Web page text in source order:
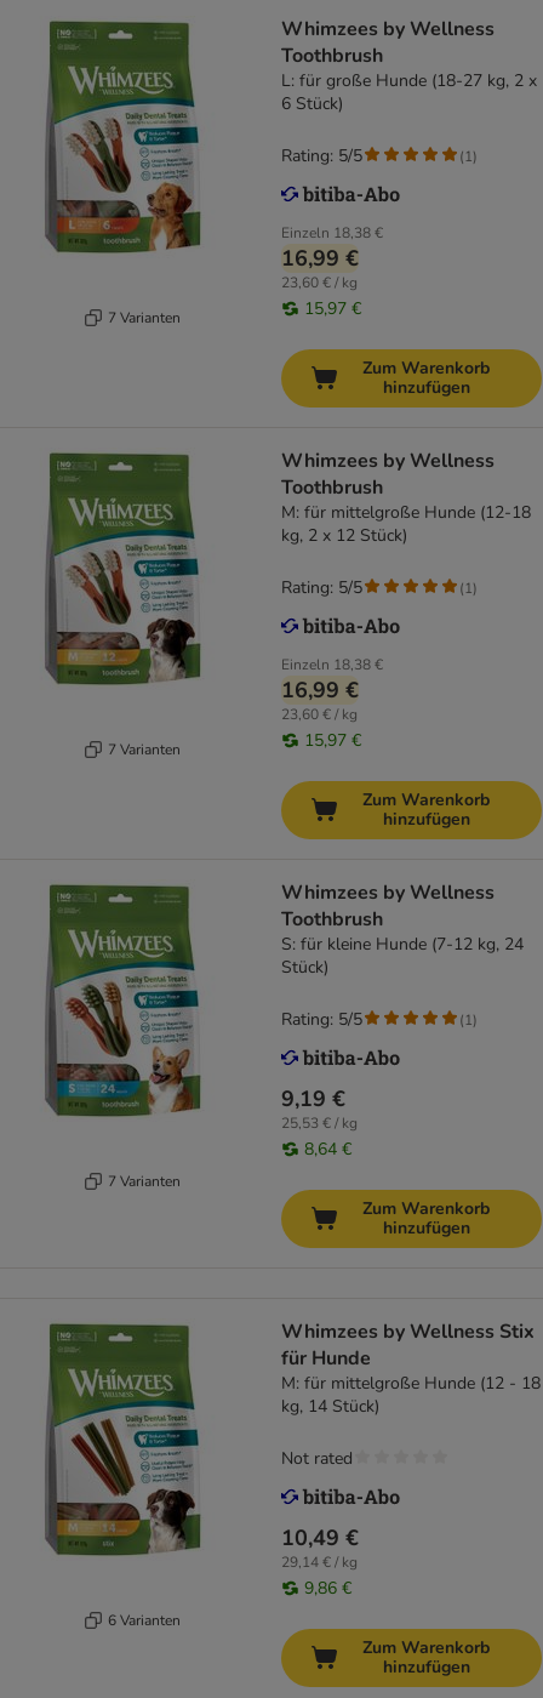
7 Varianten
Whimzees by Wellness
Toothbrush
L: für große Hunde (18-27 kg, 2 x
6 Stück)
Einzeln 18,38 €
16,99 €
23,60 € / kg
15,97 €
Rating: 5/5 (1)
Zum Warenkorb
hinzufügen
7 Varianten
Whimzees by Wellness
Toothbrush
M: für mittelgroße Hunde (12-18
kg, 2 x 12 Stück)
Einzeln 18,38 €
16,99 €
23,60 € / kg
15,97 €
Rating: 5/5 (1)
Zum Warenkorb
hinzufügen
7 Varianten
Whimzees by Wellness
Toothbrush
S: für kleine Hunde (7-12 kg, 24
Stück)
9,19 €
25,53 € / kg
8,64 €
Rating: 5/5 (1)
Zum Warenkorb
hinzufügen
6 Varianten
Whimzees by Wellness Stix
für Hunde
M: für mittelgroße Hunde (12 - 18
kg, 14 Stück)
10,49 €
29,14 € / kg
9,86 €
Not rated
Zum Warenkorb
hinzufügen